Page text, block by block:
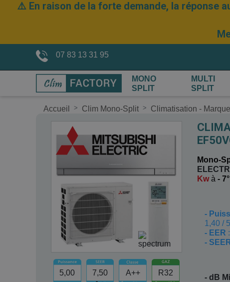
⚠️ En raison de la forte demande, la réponse
07 83 13 31 95
MONO
SPLIT
MULTI
SPLIT
Accueil Clim Mono-Split Climatisation -
5,00 7,50 A++ R32
Mono-
Kwà -
-
1,40 /
- EER
-
- dB